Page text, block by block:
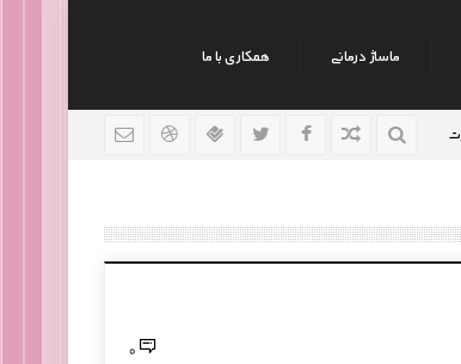
ماساژ درمانی همکاری با ما
نکات جالب روانشناسی 9 سال قبل
0